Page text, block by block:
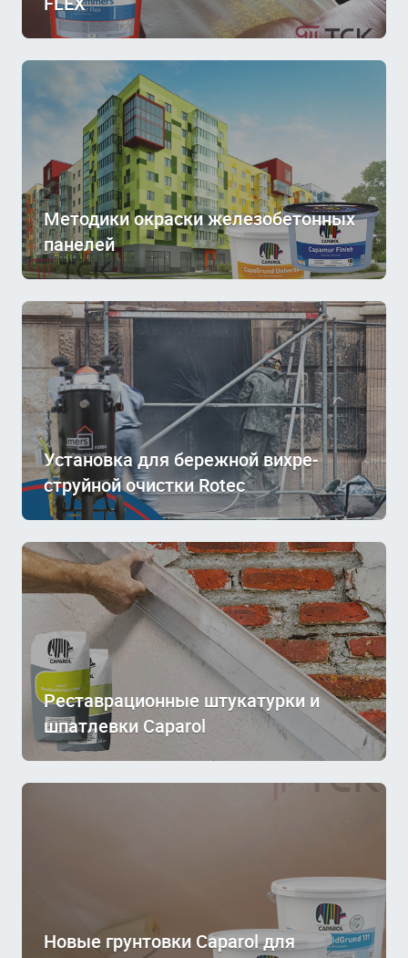
Методики окраски железобетонных
панелей
Установка для бережной вихре-
струйной очистки Rotec
Реставрационные штукатурки и
шпатлевки Caparol
Новые грунтовки Caparol для